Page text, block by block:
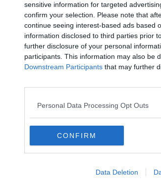
sensitive information for targeted
confirm your selection. Please note that
continue seeing interest-based ads based
information disclosed to third parties prior
further disclosure of your personal
participants. This information may also be
Downstream Participants that may further
Personal Data Processing Opt Outs
CONFIRM
Data Deletion
Due milioni di euro per
Le risorse, assegnate attraverso due
tra musei ed ecomusei e a 26 sistemi
#1MAGGIOALMUSEO,